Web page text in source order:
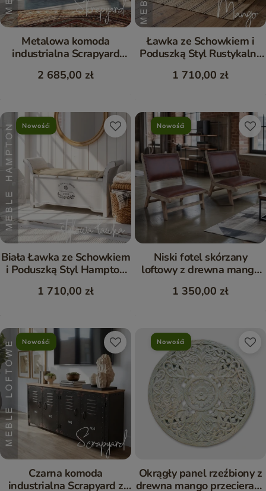
Metalowa komoda
industrialna Scrapyard
2 685,00 zł
Ławka ze Schowkiem i
Poduszką Styl Rustykalny
1 710,00 zł
Biała Ławka ze Schowkiem
i Poduszką Styl Hampton
1 710,00 zł
Nowośći
Niski fotel skórzany
loftowy z drewna mango
1 350,00 zł
Nowośći
Czarna komoda
industrialna Scrapyard z
Nowośći
Okrągły panel rzeźbiony z
drewna mango przecierany
Nowośći